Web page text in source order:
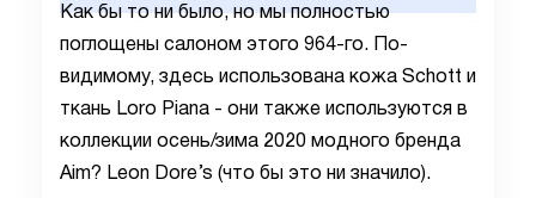
Как бы то ни было, но мы полностью
поглощены салоном этого 964-го. По-
видимому, здесь использована кожа Schott и
ткань Loro Piana - они также используются в
коллекции осень/зима 2020 модного бренда
Aim? Leon Dore’s (что бы это ни значило).